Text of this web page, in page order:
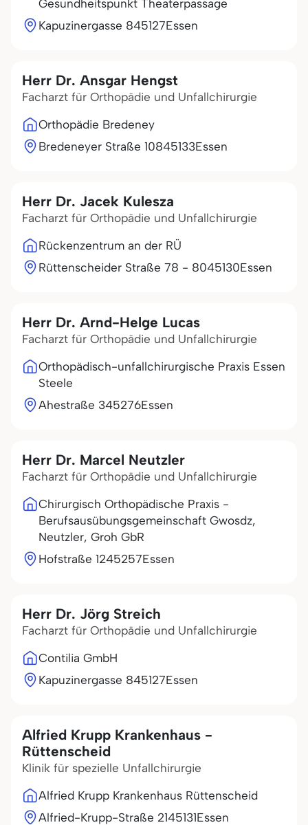
Gesundheitspunkt Theaterpassage
Kapuzinergasse 845127Essen
Herr Dr. Ansgar Hengst
Facharzt für Orthopädie und Unfallchirurgie
Orthopädie Bredeney
Bredeneyer Straße 10845133Essen
Herr Dr. Jacek Kulesza
Facharzt für Orthopädie und Unfallchirurgie
Rückenzentrum an der RÜ
Rüttenscheider Straße 78 - 8045130Essen
Herr Dr. Arnd-Helge Lucas
Facharzt für Orthopädie und Unfallchirurgie
Orthopädisch-unfallchirurgische Praxis Essen
Steele
Ahestraße 345276Essen
Herr Dr. Marcel Neutzler
Facharzt für Orthopädie und Unfallchirurgie
Chirurgisch Orthopädische Praxis -
Berufsausübungsgemeinschaft Gwosdz,
Neutzler, Groh GbR
Hofstraße 1245257Essen
Herr Dr. Jörg Streich
Facharzt für Orthopädie und Unfallchirurgie
Contilia GmbH
Kapuzinergasse 845127Essen
Alfried Krupp Krankenhaus -
Rüttenscheid
Klinik für spezielle Unfallchirurgie
Alfried Krupp Krankenhaus Rüttenscheid
Alfried-Krupp-Straße 2145131Essen